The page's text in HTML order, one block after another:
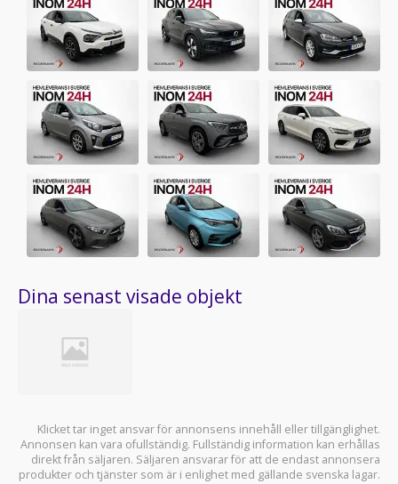
Dina senast visade objekt
Klicket tar inget ansvar för annonsens innehåll eller tillgänglighet.
Annonsen kan vara ofullständig. Fullständig information kan erhållas
direkt från säljaren. Säljaren ansvarar för att de endast annonsera
produkter och tjänster som är i enlighet med gällande svenska lagar.